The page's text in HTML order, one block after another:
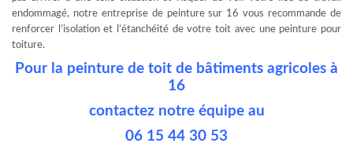
endommagé, notre entreprise de peinture sur 16 vous recommande de
renforcer l’isolation et l’étanchéité de votre toit avec une peinture pour
toiture.
Pour la peinture de toit de bâtiments agricoles à
16
contactez notre équipe au
06 15 44 30 53